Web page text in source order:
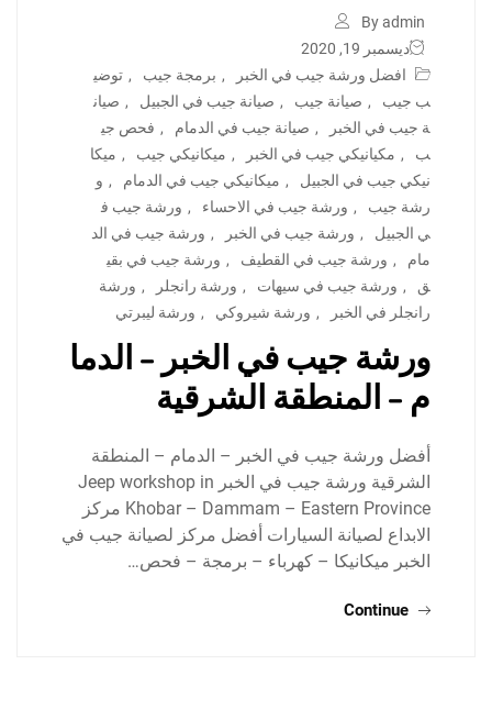
By admin
ديسمبر 19, 2020
افضل ورشة جيب في الخبر
, برمجة جيب , توضي
ب جيب
, صيانة جيب , صيانة جيب في الجبيل , صيان
ة جيب في الخبر
, صيانة جيب في الدمام , فحص جي
ب
, مكيانيكي جيب في الخبر , ميكانيكي جيب , ميكا
نيكي جيب في الجبيل
, ميكانيكي جيب في الدمام , و
رشة جيب
, ورشة جيب في الاحساء , ورشة جيب ف
ي الجبيل
, ورشة جيب في الخبر , ورشة جيب في الد
مام
, ورشة جيب في القطيف , ورشة جيب في بقي
ق
, ورشة جيب في سيهات , ورشة رانجلر , ورشة
رانجلر في الخبر
, ورشة شيروكي , ورشة ليبرتي
ورشة جيب في الخبر – الدما
م – المنطقة الشرقية
أفضل ورشة جيب في الخبر – الدمام – المنطقة
الشرقية ورشة جيب في الخبر Jeep workshop in
Khobar – Dammam – Eastern Province مركز
الابداع لصيانة السيارات أفضل مركز لصيانة جيب في
الخبر ميكانيكا – كهرباء – برمجة – فحص…
Continue